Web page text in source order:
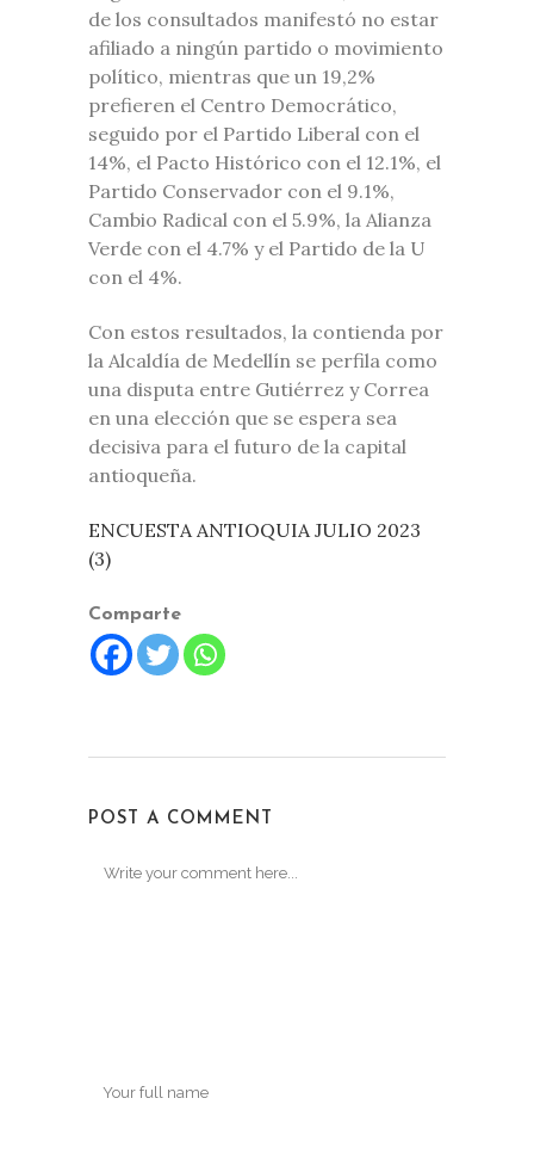
de los consultados manifestó no estar
afiliado a ningún partido o movimiento
político, mientras que un 19,2%
prefieren el Centro Democrático,
seguido por el Partido Liberal con el
14%, el Pacto Histórico con el 12.1%, el
Partido Conservador con el 9.1%,
Cambio Radical con el 5.9%, la Alianza
Verde con el 4.7% y el Partido de la U
con el 4%.
Con estos resultados, la contienda por
la Alcaldía de Medellín se perfila como
una disputa entre Gutiérrez y Correa
en una elección que se espera sea
decisiva para el futuro de la capital
antioqueña.
ENCUESTA ANTIOQUIA JULIO 2023
(3)
Comparte
POST A COMMENT